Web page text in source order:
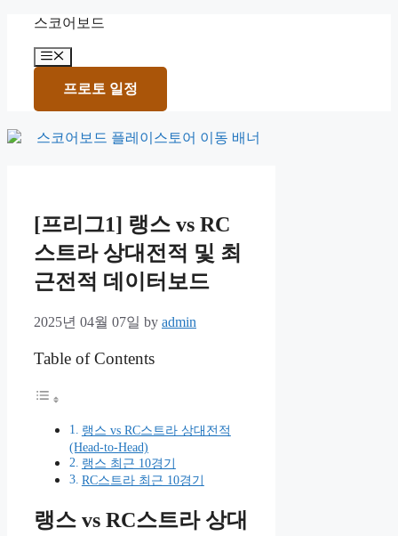
content
스코어보드
Menu
프로토 일정
[프리그1] 랭스 vs RC
스트라 상대전적 및 최
근전적 데이터보드
2025년 04월 07일 by admin
Table of Contents
랭스 vs RC스트라 상대전적
(Head-to-Head)
랭스 최근 10경기
RC스트라 최근 10경기
랭스 vs RC스트라 상대